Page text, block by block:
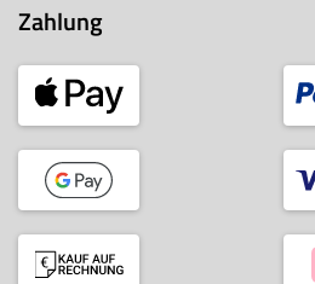
Zahlung